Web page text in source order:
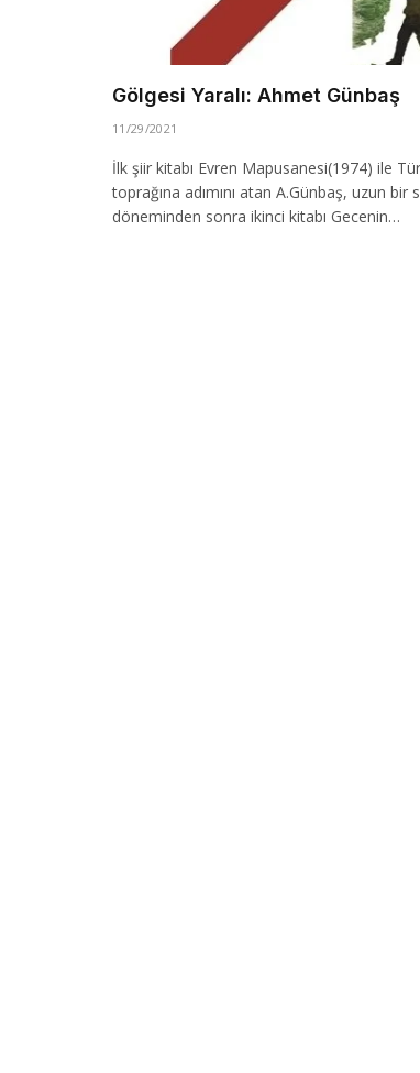
Gölgesi Yaralı: Ahmet Günbaş
11/29/2021
İlk şiir kitabı Evren Mapusanesi(1974) ile
toprağına adımını atan A.Günbaş, uzun bir
döneminden sonra ikinci kitabı Gecenin…